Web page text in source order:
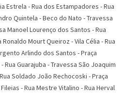
Estrela -Rua dos Estampadores -Rua
Quintela -Beco do Nato -Travessa
Manoel Lourenço dos Santos -Rua
Ronaldo Mourt Queiroz -Vila Célia -Rua
Arlindo dos Santos -Praça
-Rua Guarajuba -Travessa São Joaquim
Rua Soldado João Rechocoski -Praça
-Rua Mestre Vitalino -Rua Herval